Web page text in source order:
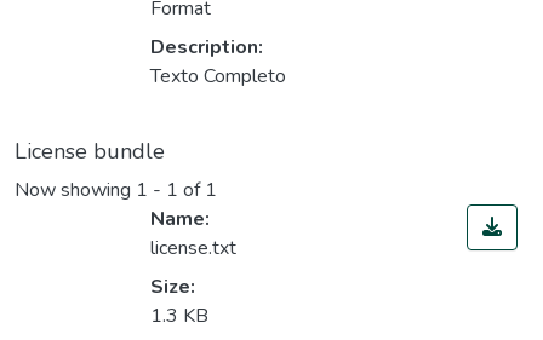
Format
Description:
Texto Completo
License bundle
Now showing 1 - 1 of 1
Name:
license.txt
Size:
1.3 KB